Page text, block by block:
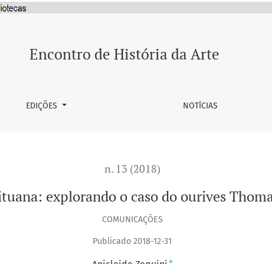
Thomaz da Silva Dutra
Encontro de História da Arte
EDIÇÕES NOTÍCIAS
n. 13 (2018)
explorando o caso do ourives
COMUNICAÇÕES
Publicado 2018-12-31
+